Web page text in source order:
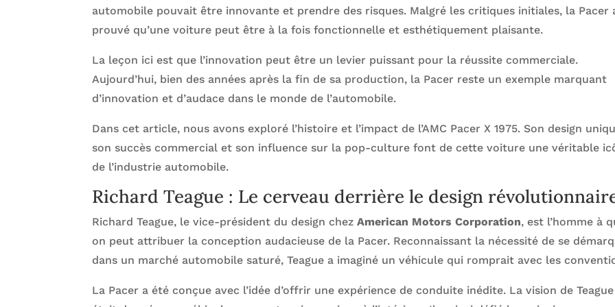
automobile pouvait être innovante et prendre des risques. Malgré les critiques initiales, la Pacer
prouvé qu’une voiture peut être à la fois fonctionnelle et esthétiquement plaisante.
La leçon ici est que l’innovation peut être un levier puissant pour la réussite commerciale.
Aujourd’hui, bien des années après la fin de sa production, la Pacer reste un exemple marquant
d’innovation et d’audace dans le monde de l’automobile.
Dans cet article, nous avons exploré l’histoire et l’impact de l’AMC Pacer X 1975. Son design
son succès commercial et son influence sur la pop-culture font de cette voiture une véritable
de l’industrie automobile.
Richard Teague : Le cerveau derrière le design
Richard Teague, le vice-président du design chezAmerican Motors Corporation, est l’homme à
on peut attribuer la conception audacieuse de la Pacer. Reconnaissant la nécessité de se
dans un marché automobile saturé, Teague a imaginé un véhicule qui romprait avec les
La Pacer a été conçue avec l’idée d’offrir une expérience de conduite inédite. La vision de Teague